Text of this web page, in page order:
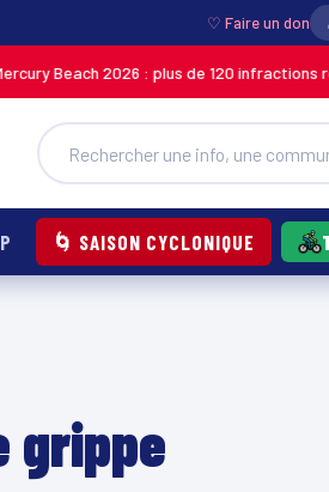
♡ Faire un don
2026 : plus de 120 infractions relevées
🌀 SAISON CYCLONIQUE
grippe